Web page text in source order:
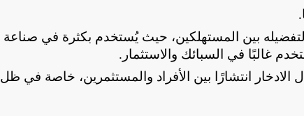
.
نظرًا لتفضيله بين المستهلكين، حيث يُستخدم بكثرة في صناعة
.
الادخار انتشارًا بين الأفراد والمستثمرين، خاصة في ظل